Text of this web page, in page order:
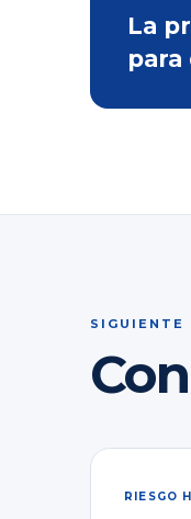
La
para
SIGUIENTE
RIESGO